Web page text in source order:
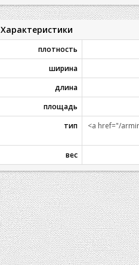
Характеристики
плотность
ширина
длина
площадь
тип
<a href="/
вес